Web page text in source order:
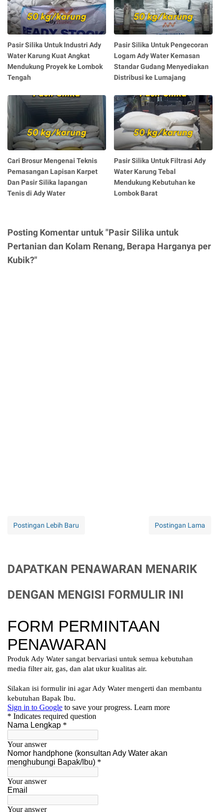
Pasir Silika Untuk Industri Ady
Water Karung Kuat Angkat
Mendukung Proyek ke Lombok
Tengah
Pasir Silika Untuk Pengecoran
Logam Ady Water Kemasan
Standar Gudang Menyediakan
Distribusi ke Lumajang
Cari Brosur Mengenai Teknis
Pemasangan Lapisan Karpet
Dan Pasir Silika lapangan
Tenis di Ady Water
Pasir Silika Untuk Filtrasi Ady
Water Karung Tebal
Mendukung Kebutuhan ke
Lombok Barat
Posting Komentar untuk "Pasir Silika untuk
Pertanian dan Kolam Renang, Berapa Harganya per
Kubik?"
Postingan Lebih Baru Postingan Lama
DAPATKAN PENAWARAN MENARIK
DENGAN MENGISI FORMULIR INI